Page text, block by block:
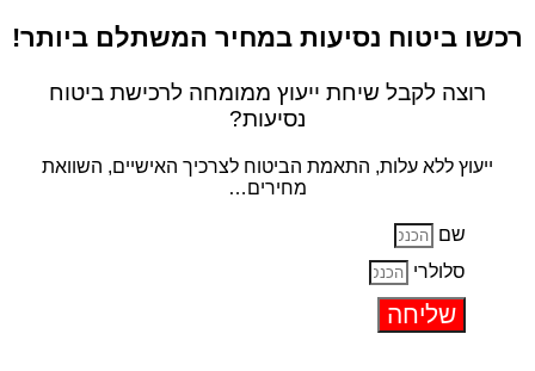
רכשו ביטוח נסיעות במחיר המשתלם ביותר!
רוצה לקבל שיחת ייעוץ ממומחה לרכישת ביטוח
נסיעות?
ייעוץ ללא עלות, התאמת הביטוח לצרכיך האישיים, השוואת
מחירים…
שם
סלולרי
שליחה